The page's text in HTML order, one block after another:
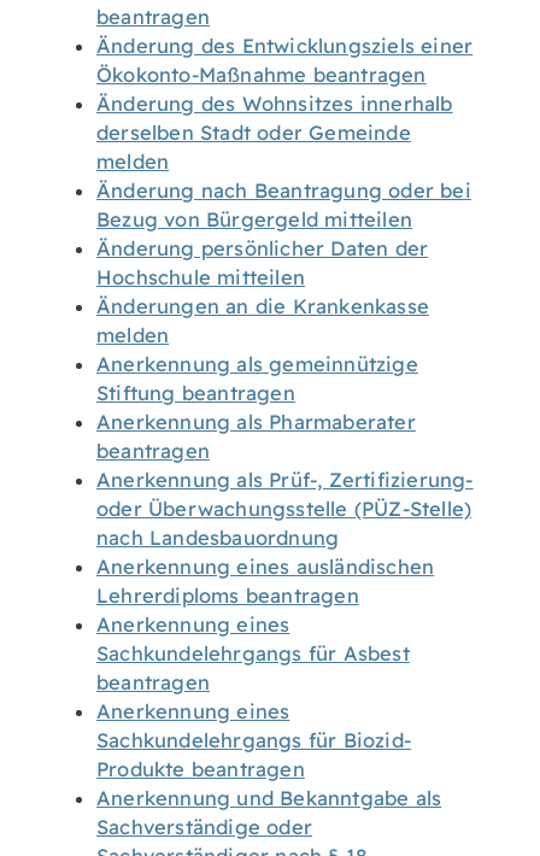
beantragen
Änderung des Entwicklungsziels einer
Ökokonto-Maßnahme beantragen
Änderung des Wohnsitzes innerhalb
derselben Stadt oder Gemeinde
melden
Änderung nach Beantragung oder bei
Bezug von Bürgergeld mitteilen
Änderung persönlicher Daten der
Hochschule mitteilen
Änderungen an die Krankenkasse
melden
Anerkennung als gemeinnützige
Stiftung beantragen
Anerkennung als Pharmaberater
beantragen
Anerkennung als Prüf-, Zertifizierung-
oder Überwachungsstelle (PÜZ-Stelle)
nach Landesbauordnung
Anerkennung eines ausländischen
Lehrerdiploms beantragen
Anerkennung eines
Sachkundelehrgangs für Asbest
beantragen
Anerkennung eines
Sachkundelehrgangs für Biozid-
Produkte beantragen
Anerkennung und Bekanntgabe als
Sachverständige oder